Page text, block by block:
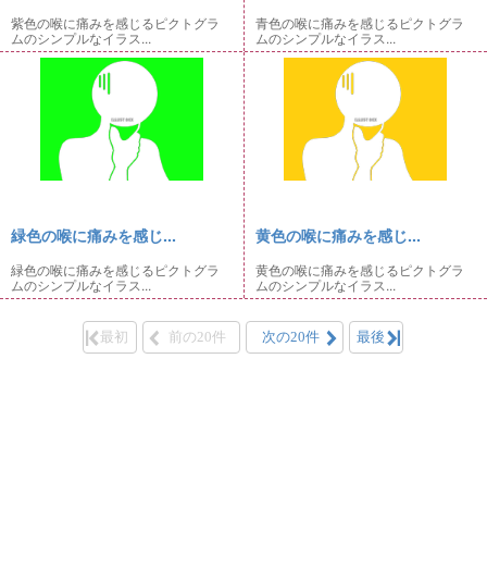
紫色の喉に痛みを感じるピクトグラ
ムのシンプルなイラス...
青色の喉に痛みを感じるピクトグラ
ムのシンプルなイラス...
緑色の喉に痛みを感じ...
緑色の喉に痛みを感じるピクトグラ
ムのシンプルなイラス...
黄色の喉に痛みを感じ...
黄色の喉に痛みを感じるピクトグラ
ムのシンプルなイラス...
最初 前の20件 次の20件 最後